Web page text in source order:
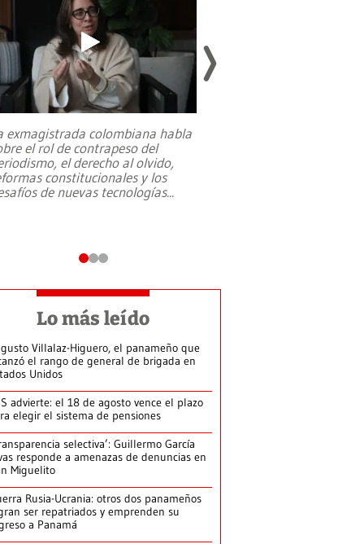
exmagistrada colombiana habla
el rol de contrapeso del
el derecho al olvido,
constitucionales y los
de nuevas tecnologías...
Lo más leído
Villalaz-Higuero, el panameño que
el rango de general de brigada en
Unidos
advierte: el 18 de agosto vence el plazo
elegir el sistema de pensiones
selectiva’: Guillermo García
responde a amenazas de denuncias en
Miguelito
Rusia-Ucrania: otros dos panameños
ser repatriados y emprenden su
a Panamá